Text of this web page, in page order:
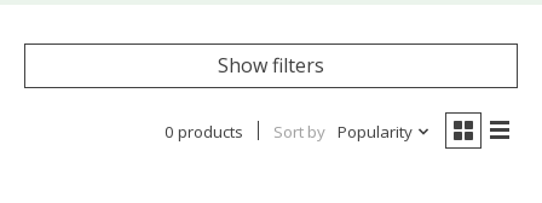
Show filters
0 products Sort by Popularity